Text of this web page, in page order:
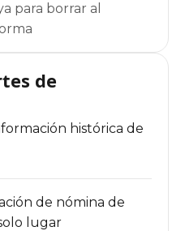
para borrar al
de
histórica de
de nómina de
lugar